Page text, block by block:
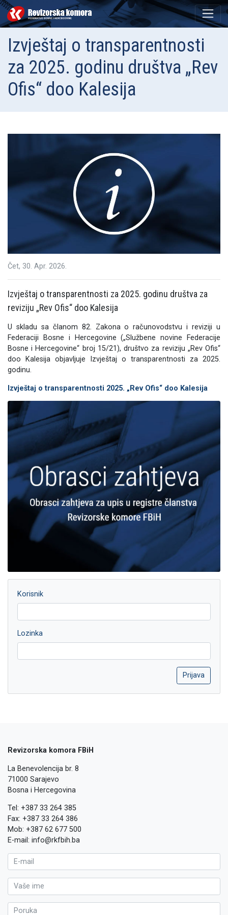
Izvještaj o transparentnosti
za 2025. godinu društva „Rev
Ofis“ doo Kalesija
Čet, 30. Apr. 2026.
Izvještaj o transparentnosti za 2025. godinu društva za
reviziju „Rev Ofis“ doo Kalesija
U skladu sa članom 82. Zakona o računovodstvu i reviziji u
Federaciji Bosne i Hercegovine („Službene novine Federacije
Bosne i Hercegovine“ broj 15/21), društvo za reviziju „Rev Ofis“
doo Kalesija objavljuje Izvještaj o transparentnosti za 2025.
godinu.
Izvještaj o transparentnosti 2025. „Rev Ofis“ doo Kalesija
Korisnik
Lozinka
Revizorska komora FBiH
La Benevolencija br. 8
71000 Sarajevo
Bosna i Hercegovina
Tel: +387 33 264 385
Fax: +387 33 264 386
Mob: +387 62 677 500
E-mail: info@rkfbih.ba